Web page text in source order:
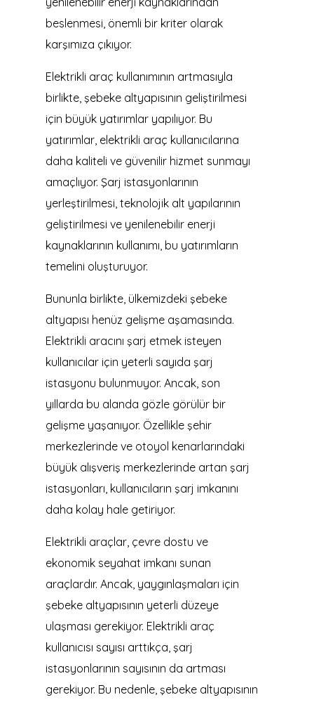
beslenmesi, önemli bir kriter olarak
karşımıza çıkıyor.
Elektrikli araç kullanımının artmasıyla
birlikte, şebeke altyapısının geliştirilmesi
için büyük yatırımlar yapılıyor. Bu
yatırımlar, elektrikli araç kullanıcılarına
daha kaliteli ve güvenilir hizmet sunmayı
amaçlıyor. Şarj istasyonlarının
yerleştirilmesi, teknolojik alt yapılarının
geliştirilmesi ve yenilenebilir enerji
kaynaklarının kullanımı, bu yatırımların
temelini oluşturuyor.
Bununla birlikte, ülkemizdeki şebeke
altyapısı henüz gelişme aşamasında.
Elektrikli aracını şarj etmek isteyen
kullanıcılar için yeterli sayıda şarj
istasyonu bulunmuyor. Ancak, son
yıllarda bu alanda gözle görülür bir
gelişme yaşanıyor. Özellikle şehir
merkezlerinde ve otoyol kenarlarındaki
büyük alışveriş merkezlerinde artan şarj
istasyonları, kullanıcıların şarj imkanını
daha kolay hale getiriyor.
Elektrikli araçlar, çevre dostu ve
ekonomik seyahat imkanı sunan
araçlardır. Ancak, yaygınlaşmaları için
şebeke altyapısının yeterli düzeye
ulaşması gerekiyor. Elektrikli araç
kullanıcısı sayısı arttıkça, şarj
istasyonlarının sayısının da artması
gerekiyor. Bu nedenle, şebeke altyapısının